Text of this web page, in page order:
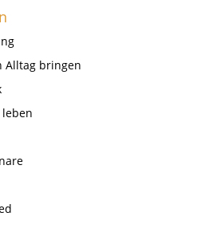
Alltag bringen
leben